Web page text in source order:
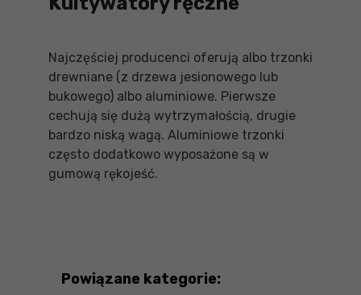
Najczęściej producenci oferują albo trzonki
drewniane (z drzewa jesionowego lub
bukowego) albo aluminiowe. Pierwsze
cechują się dużą wytrzymałością, drugie
bardzo niską wagą. Aluminiowe trzonki
często dodatkowo wyposażone są w
gumową rękojeść.
Powiązane kategorie: